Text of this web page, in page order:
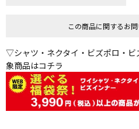
この商品に関するお
▽シャツ・ネクタイ・ビズポロ・ビ
象商品はコチラ